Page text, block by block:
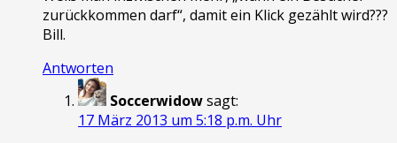
zurückkommen darf“, damit ein Klick gezählt wird???
Bill.
Antworten
Soccerwidowsagt:
17 März 2013 um 5:18 p.m. Uhr